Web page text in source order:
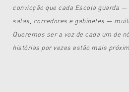
convicção que cada Escola guarda —
salas, corredores e gabinetes —
Queremos ser a voz de cada um de
histórias por vezes estão mais